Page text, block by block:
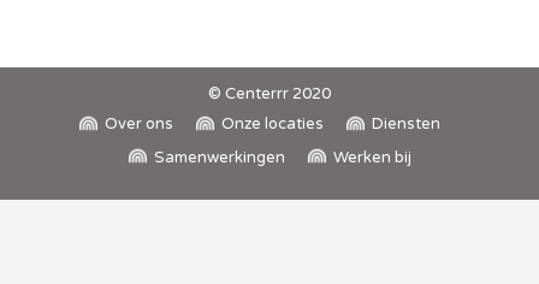
© Centerrr 2020
Over ons
Onze locaties
Diensten
Samenwerkingen
Werken bij